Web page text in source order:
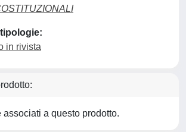
in rivista
associati a questo prodotto.